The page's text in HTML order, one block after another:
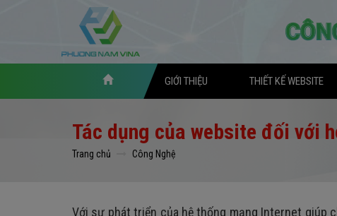
GIỚI THIỆU THIẾT KẾ WEBSITE
Tác dụng của website đối với
Trang chủ Công Nghệ
Với sự phát triển của hệ thống mạng Internet giúp